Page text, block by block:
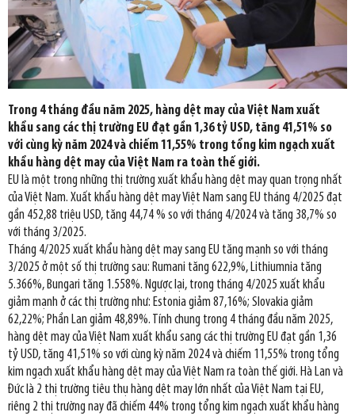
Trong 4 tháng đầu năm 2025, hàng dệt may của Việt Nam xuất
khẩu sang các thị trường EU đạt gần 1,36 tỷ USD, tăng 41,51% so
với cùng kỳ năm 2024 và chiếm 11,55% trong tổng kim ngạch xuất
khẩu hàng dệt may của Việt Nam ra toàn thế giới.
EU là một trong những thị trường xuất khẩu hàng dệt may quan trọng nhất
của Việt Nam. Xuất khẩu hàng dệt may Việt Nam sang EU tháng 4/2025 đạt
gần 452,88 triệu USD, tăng 44,74 % so với tháng 4/2024 và tăng 38,7% so
với tháng 3/2025.
Tháng 4/2025 xuất khẩu hàng dệt may sang EU tăng mạnh so với tháng
3/2025 ở một số thị trường sau: Rumani tăng 622,9%, Lithiumnia tăng
5.366%, Bungari tăng 1.558%. Ngược lại, trong tháng 4/2025 xuất khẩu
giảm mạnh ở các thị trường như: Estonia giảm 87,16%; Slovakia giảm
62,22%; Phần Lan giảm 48,89%. Tính chung trong 4 tháng đầu năm 2025,
hàng dệt may của Việt Nam xuất khẩu sang các thị trường EU đạt gần 1,36
tỷ USD, tăng 41,51% so với cùng kỳ năm 2024 và chiếm 11,55% trong tổng
kim ngạch xuất khẩu hàng dệt may của Việt Nam ra toàn thế giới. Hà Lan và
Đức là 2 thị trường tiêu thụ hàng dệt may lớn nhất của Việt Nam tại EU,
riêng 2 thị trường nay đã chiếm 44% trong tổng kim ngạch xuất khẩu hàng